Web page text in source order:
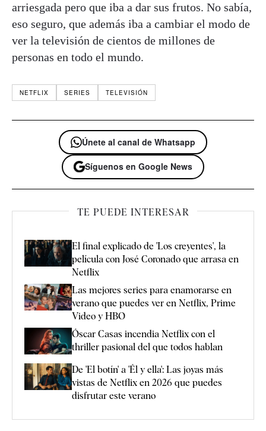
arriesgada pero que iba a dar sus frutos. No sabía,
eso seguro, que además iba a cambiar el modo de
ver la televisión de cientos de millones de
personas en todo el mundo.
NETFLIX SERIES TELEVISIÓN
Únete al canal de Whatsapp
Síguenos en Google News
TE PUEDE INTERESAR
El final explicado de 'Los creyentes', la
película con José Coronado que arrasa en
Netflix
Las mejores series para enamorarse en
verano que puedes ver en Netflix, Prime
Video y HBO
Óscar Casas incendia Netflix con el
thriller pasional del que todos hablan
De 'El botín' a 'Él y ella': Las joyas más
vistas de Netflix en 2026 que puedes
disfrutar este verano